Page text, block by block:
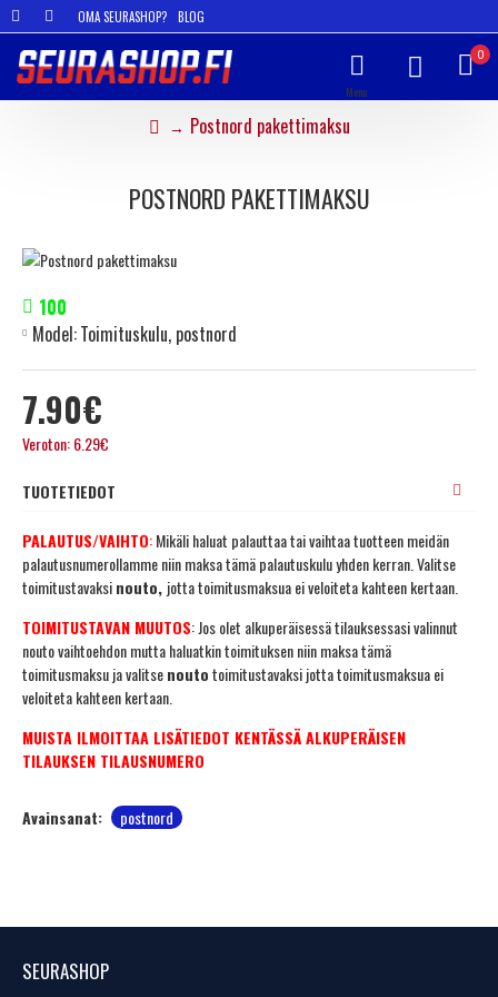
OMA SEURASHOP? BLOG
0
Postnord pakettimaksu
POSTNORD PAKETTIMAKSU
7.90€
Veroton: 6.29€
100
Model:Toimituskulu, postnord
TUOTETIEDOT
PALAUTUS/VAIHTO:Mikäli haluat palauttaa tai vaihtaa tuotteen meidän
palautusnumerollamme niin maksa tämä palautuskulu yhden kerran. Valitse
toimitustavaksinouto, jotta toimitusmaksua ei veloiteta kahteen kertaan.
TOIMITUSTAVAN MUUTOS: Jos olet alkuperäisessä tilauksessasi valinnut
nouto vaihtoehdon mutta haluatkin toimituksen niin maksa tämä
toimitusmaksu ja valitsenoutotoimitustavaksi jotta toimitusmaksua ei
veloiteta kahteen kertaan.
MUISTA ILMOITTAA LISÄTIEDOT KENTÄSSÄ ALKUPERÄISEN
TILAUKSEN TILAUSNUMERO
Avainsanat: postnord
SEURASHOP